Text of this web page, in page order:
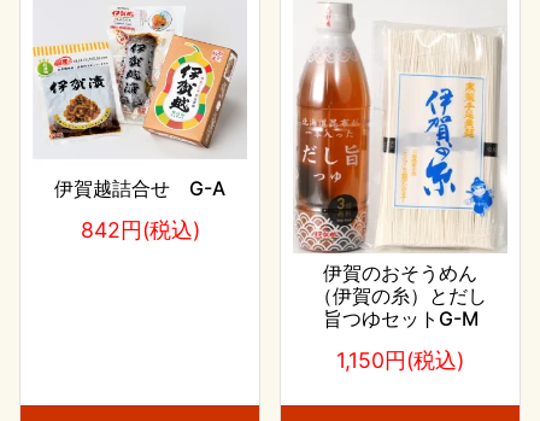
伊賀越詰合せ G-A
842円(税込)
伊賀のおそうめん
（伊賀の糸）とだし
旨つゆセットG-M
1,150円(税込)